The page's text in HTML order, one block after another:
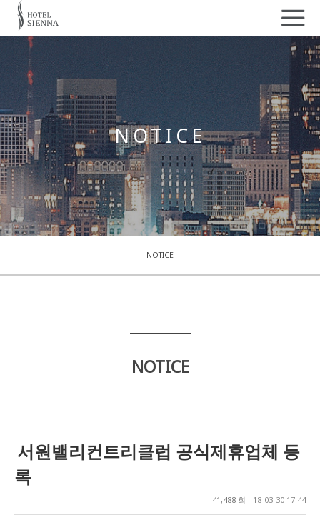
NOTICE
NOTICE
NOTICE
서원밸리컨트리클럽 공식제휴업체 등
록
41,488 회 18-03-30 17:44